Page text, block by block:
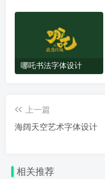
哪吒书法字体设计
上一篇
海阔天空艺术字体设计
相关推荐